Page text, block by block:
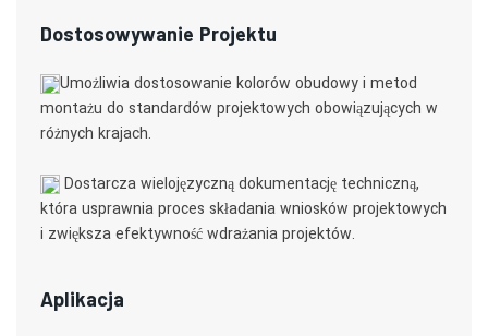
Dostosowywanie Projektu
Umożliwia dostosowanie kolorów obudowy i metod
montażu do standardów projektowych obowiązujących w
różnych krajach.
Dostarcza wielojęzyczną dokumentację techniczną,
która usprawnia proces składania wniosków projektowych
i zwiększa efektywność wdrażania projektów.
Aplikacja